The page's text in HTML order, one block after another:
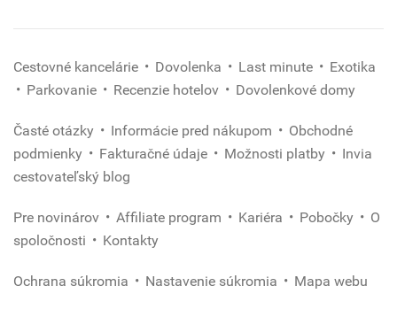
Cestovné kancelárie Dovolenka Last minute
Exotika
Parkovanie
Recenzie hotelov Dovolenkové domy
Časté otázky Informácie pred nákupom
Obchodné
podmienky
Fakturačné údaje Možnosti platby
Invia
cestovateľský blog
Pre novinárov Affiliate program Kariéra Pobočky
O
spoločnosti
Kontakty
Ochrana súkromia Nastavenie súkromia Mapa webu